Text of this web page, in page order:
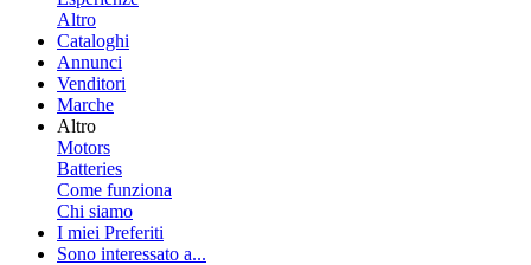
Altro
Cataloghi
Annunci
Venditori
Marche
Altro
Motors
Batteries
Come funziona
Chi siamo
I miei Preferiti
Sono interessato a...